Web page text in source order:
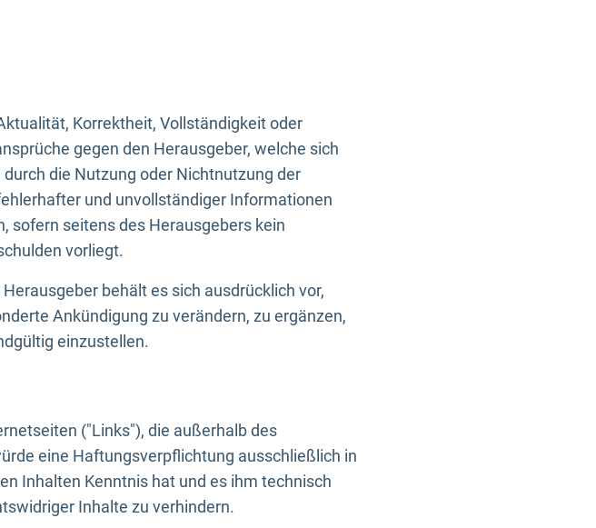
Korrektheit, Vollständigkeit oder
gegen den Herausgeber, welche sich
die Nutzung oder Nichtnutzung der
und unvollständiger Informationen
sofern seitens des Herausgebers kein
vorliegt.
behält es sich ausdrücklich vor,
Ankündigung zu verändern, zu ergänzen,
einzustellen.
("Links"), die außerhalb des
eine Haftungsverpflichtung ausschließlich in
Inhalten Kenntnis hat und es ihm technisch
Inhalte zu verhindern.